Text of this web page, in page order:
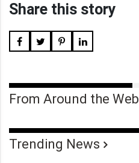
Share this story
From Around the Web
Trending News